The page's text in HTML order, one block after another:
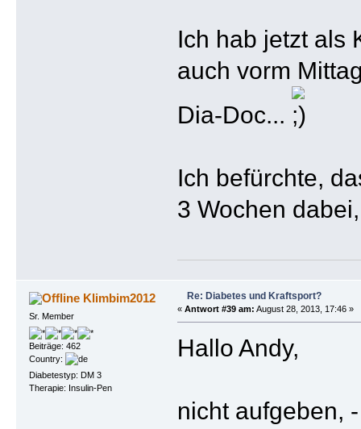
Ich hab jetzt als
auch vorm
Dia-Doc...
Ich befürchte,
3 Wochen
Klimbim2012
Sr. Member
Beiträge: 462
Country:
Diabetestyp: DM 3
Therapie: Insulin-Pen
Re: Diabetes und Kraftsport?
« Antwort #39 am: August 28, 2013, 17:46 »
Hallo Andy,
nicht aufgeben,